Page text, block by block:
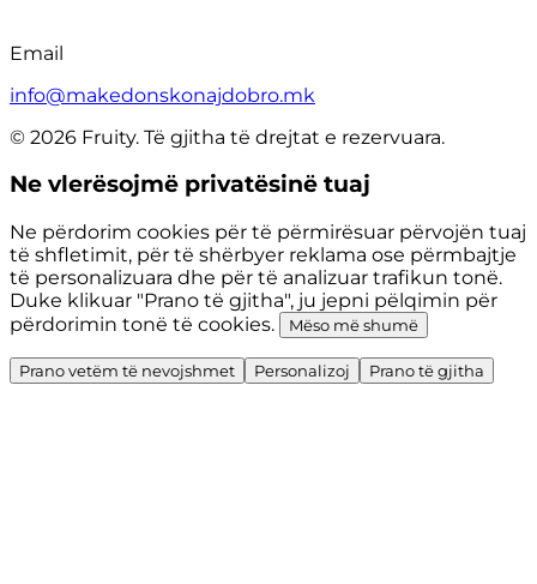
Email
info@makedonskonajdobro.mk
© 2026 Fruity. Të gjitha të drejtat e rezervuara.
Ne vlerësojmë privatësinë tuaj
Ne përdorim cookies për të përmirësuar përvojën tuaj
të shfletimit, për të shërbyer reklama ose përmbajtje
të personalizuara dhe për të analizuar trafikun tonë.
Duke klikuar "Prano të gjitha", ju jepni pëlqimin për
përdorimin tonë të cookies.
Mëso më shumë
Prano vetëm të nevojshmet Personalizoj Prano të gjitha